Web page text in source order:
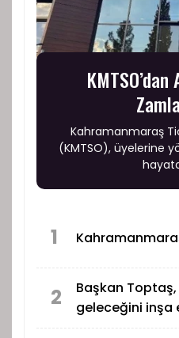
Kahramanmaraş
(KMTSO), üyelerine
1
2
Başkan Toptaş,
geleceğini inşa